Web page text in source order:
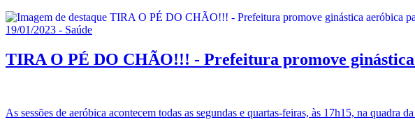
19/01/2023 - Saúde
TIRA O PÉ DO CHÃO!!! - Prefeitura promove
As sessões de aeróbica acontecem todas as segundas e quartas-feiras, às 17h15, na quadra